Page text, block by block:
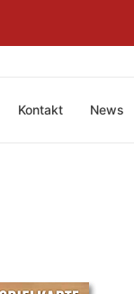
Kontakt News